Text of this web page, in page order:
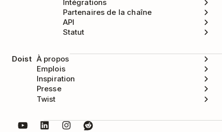
Intégrations
Partenaires de la chaîne
API
Statut
Doist À propos
Emplois
Inspiration
Presse
Twist